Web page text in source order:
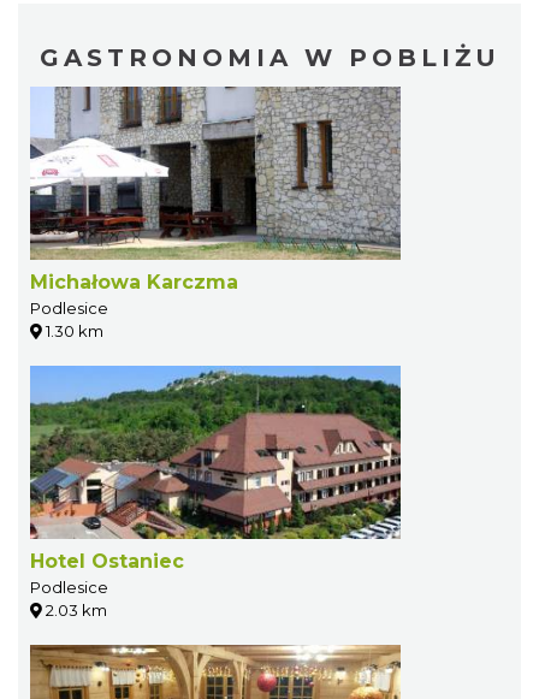
GASTRONOMIA W POBLIŻU
Michałowa Karczma
Podlesice
1.30 km
Hotel Ostaniec
Podlesice
2.03 km